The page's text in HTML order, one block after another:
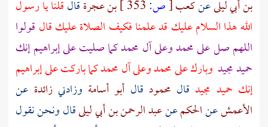
بن أبي ليلىعنكعب[ص: بن عجرةقالقلنا يا رسول
الله هذا السلام عليك قد علمنا فكيف الصلاة عليك قال قولوا
اللهم صل على محمد وعلى آل محمد كما صليت علىإبراهيمإنك
حميد مجيد وبارك على محمد وعلى آل محمد كما باركت علىإبراهيم
إنك حميد مجيد قال محمود قال أبو أسامة وزادنيزائدة عن
الأعمشعنالحكمعنعبد الرحمن بن أبي ليلىقال ونحن نقول